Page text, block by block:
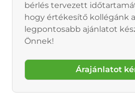
bérlés tervezett
hogy értékesítő kollégánk
legpontosabb ajánlatot
Önnek!
Árajánlatot